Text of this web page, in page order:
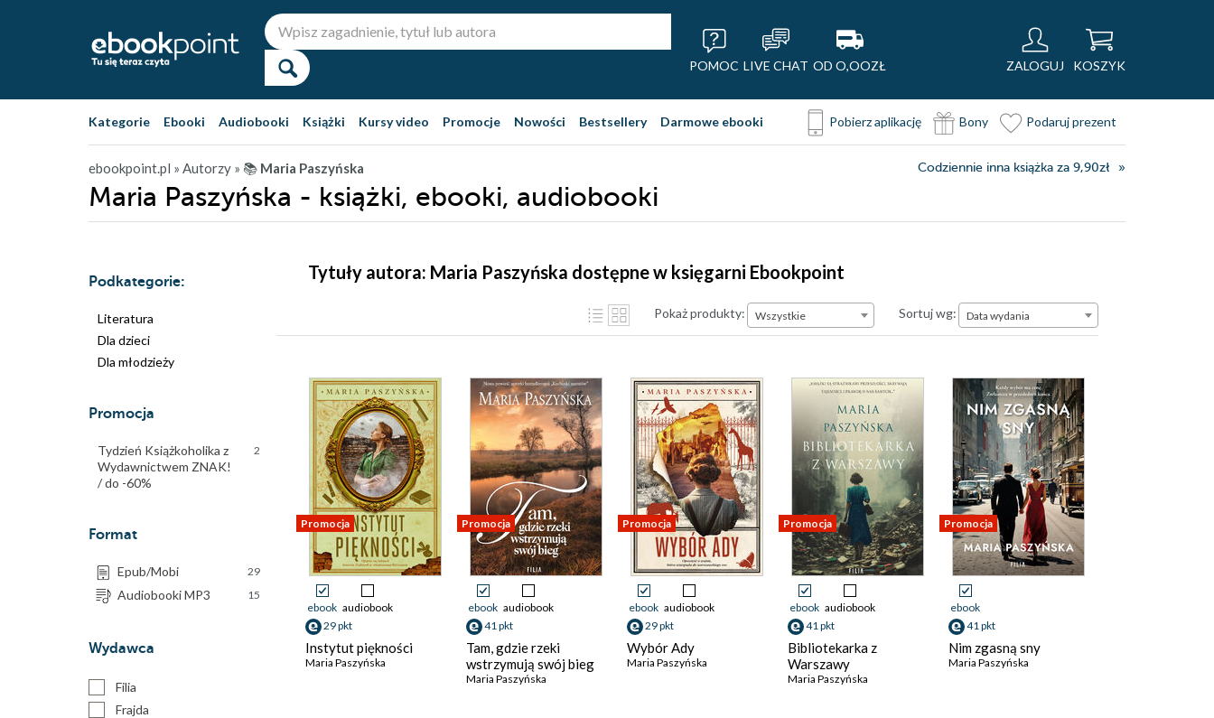
POMOC LIVE CHAT OD O,OOZŁ ZALOGUJ KOSZYK
Kategorie Ebooki Audiobooki Książki Kursy video Promocje Nowości Bestsellery Darmowe ebooki Pobierz aplikację Bony Podaruj prezent
ebookpoint.pl » Autorzy » 📚 Maria Paszyńska Codziennie inna książka za 9,90zł
Maria Paszyńska - książki, ebooki, audiobooki
Podkategorie:
Literatura
Dla dzieci
Dla młodzieży
Promocja
Tydzień Książkoholika z
Wydawnictwem ZNAK!
/ do -60%
2
Format
Epub/Mobi 29
Audiobooki MP3 15
Wydawca
Filia
Frajda
Tytuły autora: Maria Paszyńska dostępne w księgarni Ebookpoint
Pokaż produkty: Wszystkie Sortuj wg:Data wydania
Data wydania
Promocja
ebook audiobook
29 pkt
Instytut piękności
Maria Paszyńska
Promocja
ebook audiobook
41 pkt
Tam, gdzie rzeki
wstrzymują swój bieg
Maria Paszyńska
Promocja
ebook audiobook
29 pkt
Wybór Ady
Maria Paszyńska
Promocja
ebook audiobook
41 pkt
Bibliotekarka z
Warszawy
Maria Paszyńska
Promocja
ebook
41 pkt
Nim zgasną sny
Maria Paszyńska